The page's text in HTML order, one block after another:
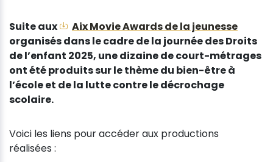
Suite aux
Aix Movie Awards de la jeunesse
organisés dans le cadre de la journée des Droits
de l’enfant 2025, une dizaine de court-métrages
ont été produits sur le thème du bien-être à
l’école et de la lutte contre le décrochage
scolaire.
Voici les liens pour accéder aux productions
réalisées :